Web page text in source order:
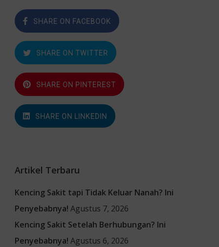
SHARE ON FACEBOOK
SHARE ON TWITTER
SHARE ON PINTEREST
SHARE ON LINKEDIN
Artikel Terbaru
Kencing Sakit tapi Tidak Keluar Nanah? Ini
Penyebabnya! Agustus 7, 2026
Kencing Sakit Setelah Berhubungan? Ini
Penyebabnya! Agustus 6, 2026